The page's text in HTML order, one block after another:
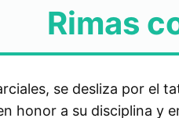
Rimas
se desliza por el
honor a su disciplina y